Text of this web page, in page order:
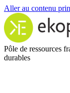
Aller au contenu
Pôle de ressources
durables